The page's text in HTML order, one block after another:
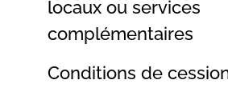
locaux ou services
complémentaires
Conditions de